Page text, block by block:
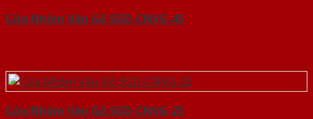
Cửa Nhôm Vân Gỗ SGD-CNVG-45
Cửa Nhôm Vân Gỗ SGD-CNVG-25